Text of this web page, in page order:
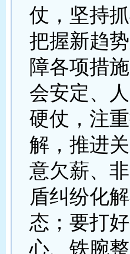
仗，坚持
把握新趋
障各项措
会安定、
硬仗，注
解，推进
意欠薪、
盾纠纷化
态；要打
心、铁腕